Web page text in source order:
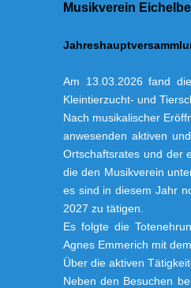
Musikverein
Am 13.03.2026 fand
Kleintierzucht- und
Nach musikalischer
anwesenden aktiven
Ortschaftsrates und der
die den Musikverein
es sind in diesem Jahr
2027 zu tätigen.
Es folgte die
Agnes Emmerich mit
Über die aktiven
Neben den Besuchen